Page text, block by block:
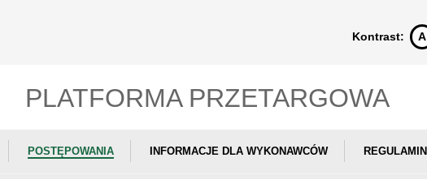
Kontrast: A
PLATFORMA PRZETARGOWA
POSTĘPOWANIA INFORMACJE DLA WYKONAWCÓW REGULAMIN